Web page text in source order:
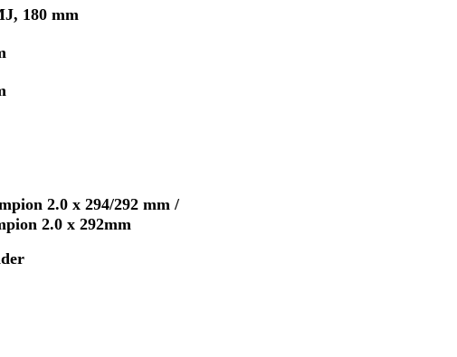
180 mm
2.0 x 294/292 mm /
2.0 x 292mm